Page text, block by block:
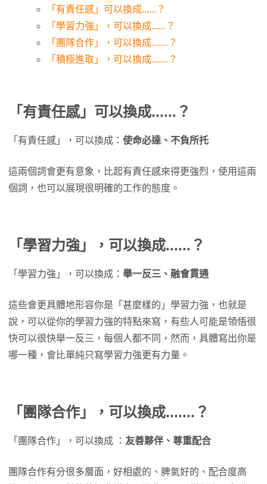
「有責任感」可以換成......？
「學習力強」，可以換成......？
「團隊合作」，可以換成.......？
「積極進取」，可以換成.......？
「有責任感」可以換成......？
「有責任感」，可以換成： 使命必達、不負所托
這兩個詞會更有意象，比起有責任感來得更強烈，使用這兩
個詞，也可以展現很明確的工作的態度。
「學習力強」，可以換成......？
「學習力強」，可以換成： 舉一反三、融會貫通
這些會更具體地形容你是「甚麼樣的」學習力強，也就是
說，可以從你的學習力強的特點來寫，有些人可能是領悟很
快可以很快舉一反三，每個人都不同，然而，具體寫出你是
哪一種，會比單純只寫學習力強更有力量。
「團隊合作」，可以換成.......？
「團隊合作」，可以換成 ： 友善夥伴、尊重配合
團隊合作有分很多層面，好相處的、脾氣好的、配合度高